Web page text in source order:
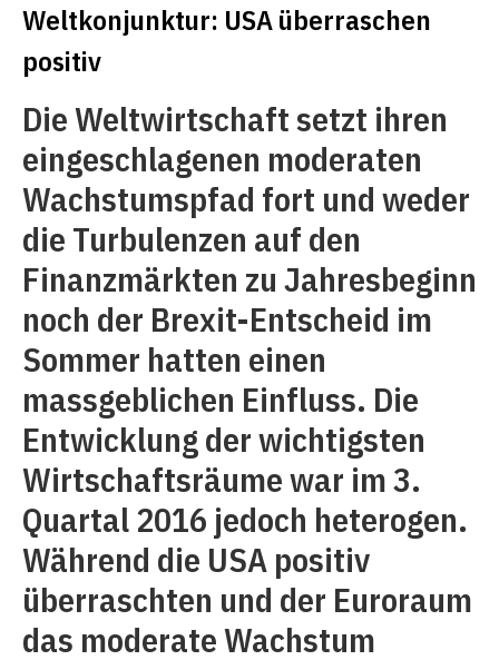
Weltkonjunktur: USA überraschen
positiv
Die Weltwirtschaft setzt ihren
eingeschlagenen moderaten
Wachstumspfad fort und weder
die Turbulenzen auf den
Finanzmärkten zu Jahresbeginn
noch der Brexit-Entscheid im
Sommer hatten einen
massgeblichen Einfluss. Die
Entwicklung der wichtigsten
Wirtschaftsräume war im 3.
Quartal 2016 jedoch heterogen.
Während die USA positiv
überraschten und der Euroraum
das moderate Wachstum